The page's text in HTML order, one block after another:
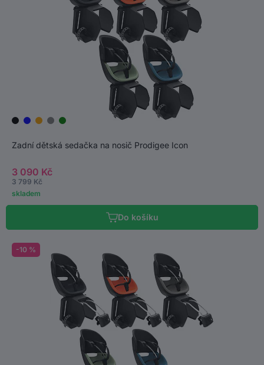
Do košíku
Zadní dětská sedačka na nosič Prodigee Icon
3 090 Kč
3 799 Kč
skladem
-10 %